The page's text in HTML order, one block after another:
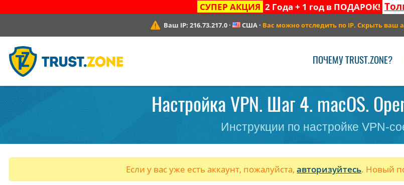
СУПЕР АКЦИЯ 2 Года + 1 год в ПОДАРОК!
Ваш IP:216.73.217.0 · США· Вас можно отследить по IP. Скрыть ваш
ПОЧЕМУ TRUST.ZONE?
Настройка VPN. Шаг 4. macOS.
Инструкции по настройке VPN-
Если у вас уже есть аккаунт, пожалуйста,авторизуйтесь. Новый